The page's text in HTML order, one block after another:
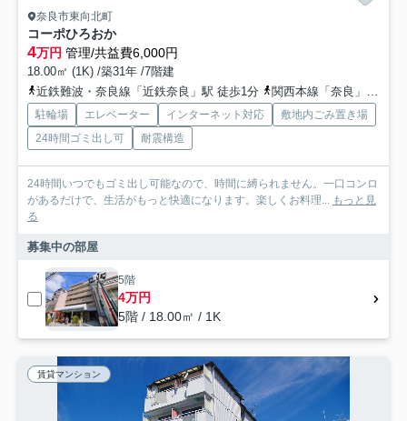
奈良市東向北町
コーポひろおか
4万円 管理/共益費6,000円
18.00㎡ (1K) /築31年 /7階建
近鉄難波・奈良線「近鉄奈良」駅 徒歩1分
関西本線「奈良」駅 徒歩15分
駐輪場 エレベーター インターネット対応
敷地内ごみ置き場
24時間ゴミ出し可
耐震構造
24時間いつでもゴミ出し可能なので、時間に縛られません。一口コンロ
があるだけで、生活がもっと快適になります。楽しくお料理... もっと見
る
募集中の部屋
5階
4万円
5階 / 18.00㎡ / 1K
賃貸マンション